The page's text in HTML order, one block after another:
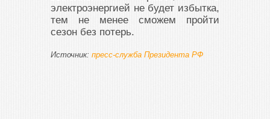
электроэнергией не будет избытка,
тем не менее сможем пройти
сезон без потерь.
Источник: пресс-служба Президента РФ